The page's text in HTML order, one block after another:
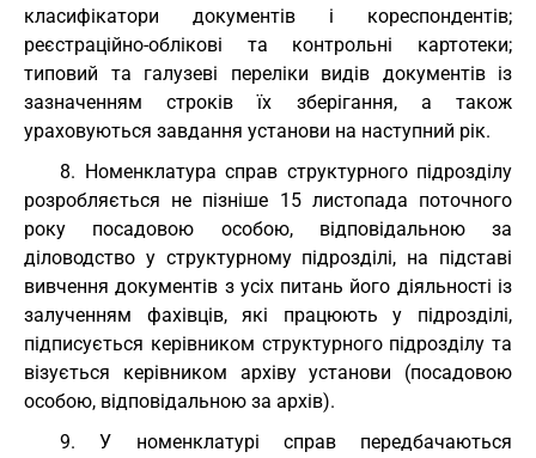
класифікатори документів і кореспондентів;
реєстраційно-облікові та контрольні картотеки;
типовий та галузеві переліки видів документів із
зазначенням строків їх зберігання, а також
ураховуються завдання установи на наступний рік.
8. Номенклатура справ структурного підрозділу
розробляється не пізніше 15 листопада поточного
року посадовою особою, відповідальною за
діловодство у структурному підрозділі, на підставі
вивчення документів з усіх питань його діяльності із
залученням фахівців, які працюють у підрозділі,
підписується керівником структурного підрозділу та
візується керівником архіву установи (посадовою
особою, відповідальною за архів).
9. У номенклатурі справ передбачаються